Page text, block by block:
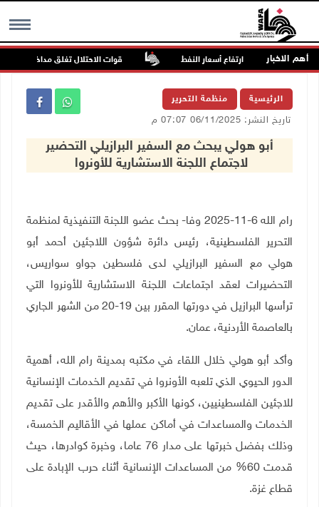
MENU أهم الاخبار ارتفاع أسعار النفط قوات الاحتلال تغلق مداخل يعبد
الرئيسية منظمة التحرير
تاريخ النشر: 06/11/2025 07:07 م
أبو هولي يبحث مع السفير البرازيلي التحضير
لاجتماع اللجنة الاستشارية للأونروا
رام الله 6-11-2025 وفا- بحث عضو اللجنة التنفيذية لمنظمة
التحرير الفلسطينية، رئيس دائرة شؤون اللاجئين أحمد أبو
هولي مع السفير البرازيلي لدى فلسطين جواو سواريس،
التحضيرات لعقد اجتماعات اللجنة الاستشارية للأونروا التي
ترأسها البرازيل في دورتها المقرر بين 19-20 من الشهر الجاري
بالعاصمة الأردنية، عمان.
وأكد أبو هولي خلال اللقاء في مكتبه بمدينة رام الله، أهمية
الدور الحيوي الذي تلعبه الأونروا في تقديم الخدمات الإنسانية
للاجئين الفلسطينيين، كونها الأكبر والأهم والأقدر على تقديم
الخدمات والمساعدات في أماكن عملها في الأقاليم الخمسة،
وذلك بفضل خبرتها على مدار 76 عاما، وخبرة كوادرها، حيث
قدمت 60% من المساعدات الإنسانية أثناء حرب الإبادة على
قطاع غزة.